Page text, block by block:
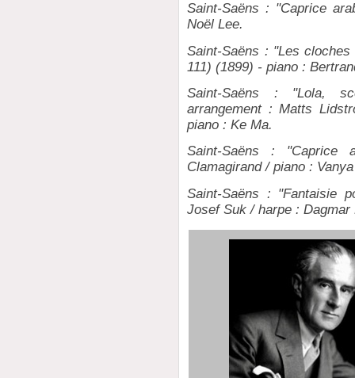
Saint-Saëns : "Caprice
Noël Lee.
Saint-Saëns : "Les
111) (1899) - piano :
Saint-Saëns : "Lola,
arrangement : Matts
piano : Ke Ma.
Saint-Saëns :
Clamagirand / piano :
Saint-Saëns : "Fantaisie
Josef Suk / harpe : Dagmar